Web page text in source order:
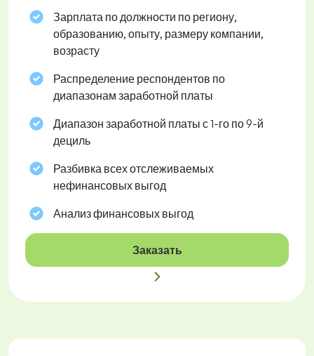
Зарплата по должности по региону,
образованию, опыту, размеру компании,
возрасту
Распределение респондентов по
диапазонам заработной платы
Диапазон заработной платы с 1-го по 9-й
дециль
Разбивка всех отслеживаемых
нефинансовых выгод
Анализ финансовых выгод
Заказать